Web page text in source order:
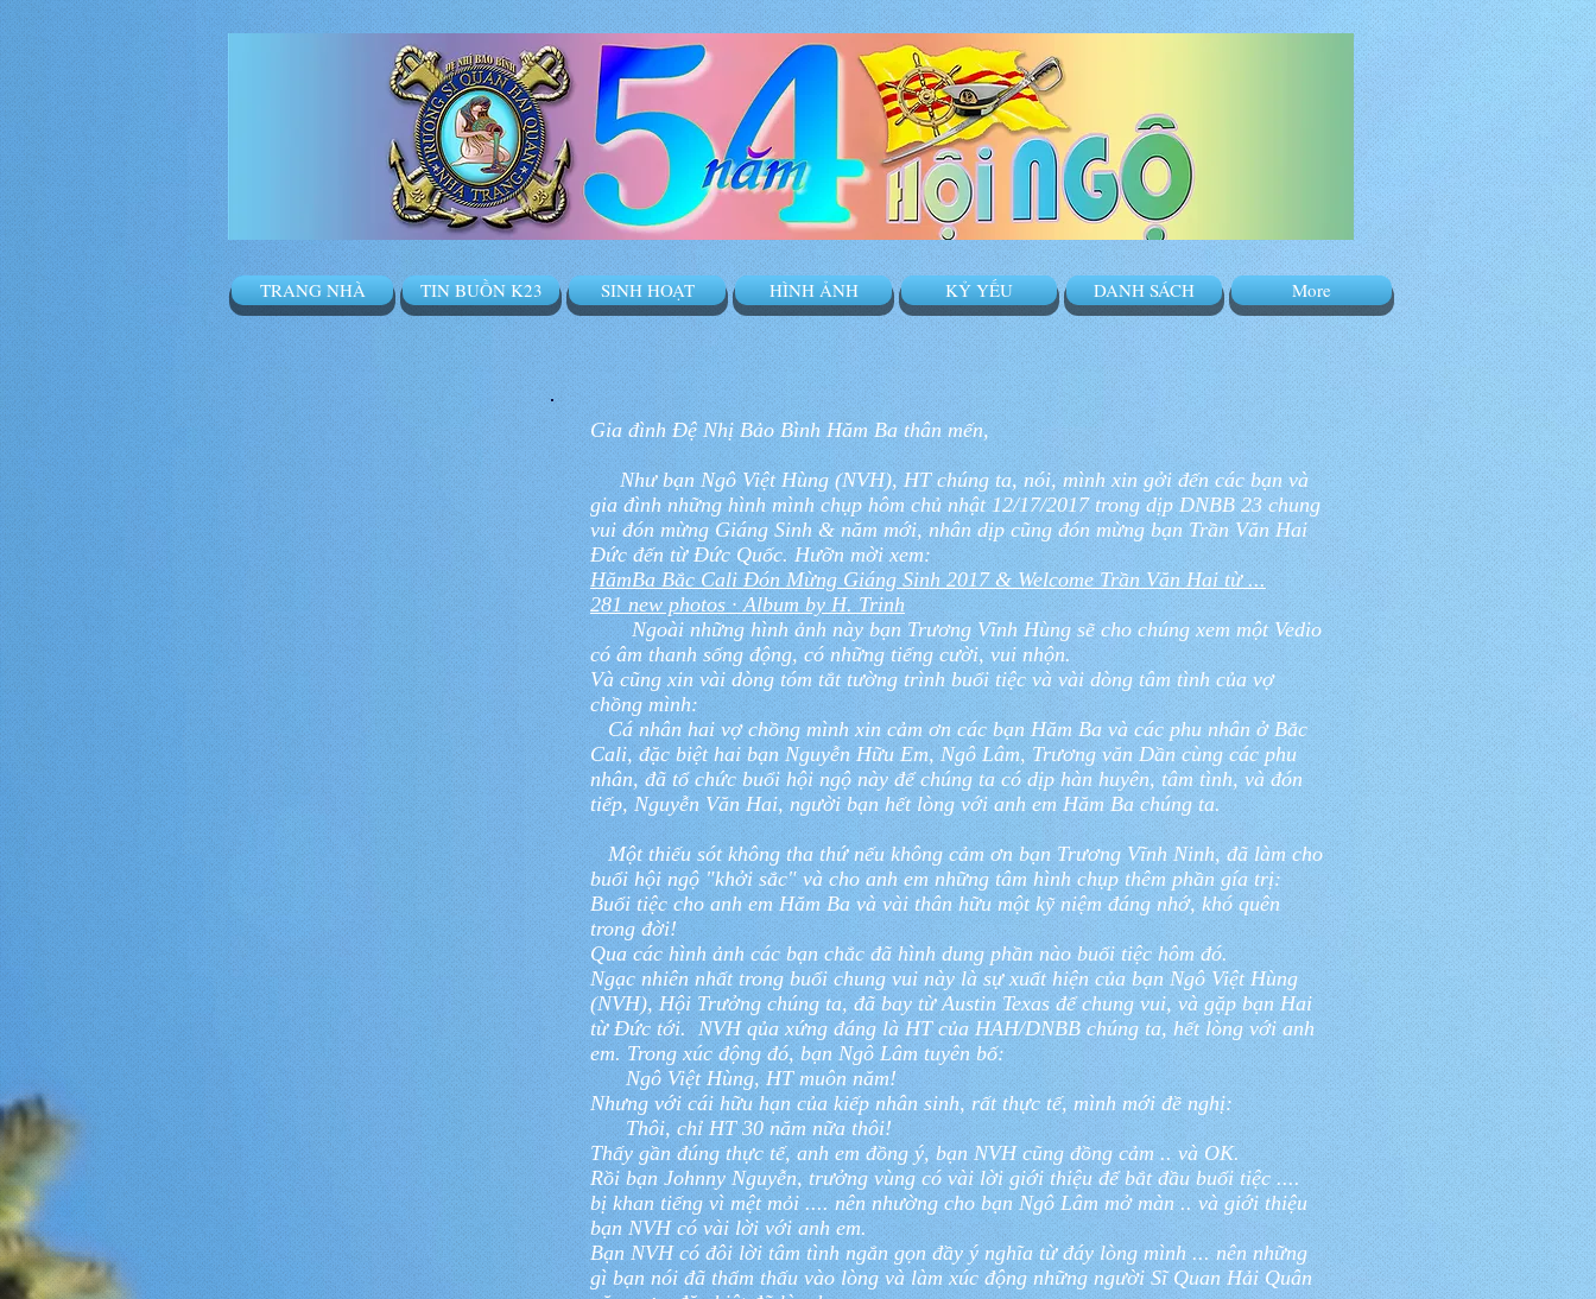
TRANG NHÀ TIN BUỒN K23 SINH HOẠT HÌNH ẢNH KỶ YẾU DANH SÁCH More
Gia đình Đệ Nhị Bảo Bình Hăm Ba thân mến,
Như bạn Ngô Việt Hùng (NVH), HT chúng ta, nói, mình xin gởi đến các bạn và
gia đình những hình mình chụp hôm chủ nhật 12/17/2017 trong dịp DNBB 23 chung
vui đón mừng Giáng Sinh & năm mới, nhân dịp cũng đón mừng bạn Trần Văn Hai
Đức đến từ Đức Quốc. Hưỡn mời xem:
HămBa Bắc Cali Đón Mừng Giáng Sinh 2017 & Welcome Trần Văn Hai từ ...
281 new photos · Album by H. Trinh
Ngoài những hình ảnh này bạn Trương Vĩnh Hùng sẽ cho chúng xem một Vedio
có âm thanhsống động, có những tiếng cười, vui nhộn.
Và cũng xin vài dòng tóm tắt tường trình buổi tiệc và vài dòng tâm tình của vợ
chồng mình:
Cá nhân hai vợ chồng mình xin cảm ơn các bạn Hăm Ba và các phu nhân ở Bắc
Cali, đặc biệt hai bạn Nguyễn Hữu Em, Ngô Lâm, Trương văn Dần cùng các phu
nhân, đã tổ chức buổi hội ngộ này để chúng ta có dịp hàn huyên, tâm tình, và đón
tiếp, Nguyễn Văn Hai, người bạn hết lòng với anh em Hăm Ba chúng ta.
Một thiếu sót không tha thứ nếu không cảm ơn bạn Trương Vĩnh Ninh, đã làm cho
buổi hội ngộ "khởi sắc" và cho anh em những tâm hình chụp thêm phần gía trị:
Buổi tiệc cho anh em Hăm Ba và vài thân hữu một kỹ niệm đáng nhớ, khó quên
trong đời!
Qua các hình ảnh các bạn chắc đã hình dung phần nào buổi tiệc hôm đó.
Ngạc nhiên nhất trong buổi chung vui này là sự xuất hiện của bạn Ngô Việt Hùng
(NVH), Hội Trưởng chúng ta, đã bay từ Austin Texas để chung vui, và gặp bạn Hai
từ Đức tới. NVH qủa xứng đáng là HT của HAH/DNBB chúng ta, hết lòng với anh
em. Trong xúc động đó, bạn Ngô Lâm tuyên bố:
Ngô Việt Hùng, HT muôn năm!
Nhưng với cái hữu hạn của kiếp nhân sinh, rất thực tế, mình mới đề nghị:
Thôi, chỉ HT 30 năm nữa thôi!
Thấy gần đúng thực tế, anh em đồng ý, bạn NVH cũng đồng cảm .. và OK.
Rồi bạn Johnny Nguyễn, trưởng vùng có vài lời giới thiệu để bắt đầu buổi tiệc ....
bị khan tiếng vì mệt mỏi .... nên nhường cho bạn Ngô Lâm mở màn .. và giới thiệu
bạn NVH có vài lời với anh em.
Bạn NVH có đôi lời tâm tình ngắn gọn đầy ý nghĩa từ đáy lòng mình ... nên những
gì bạn nói đã thẩm thấu vào lòng và làm xúc động những người Sĩ Quan Hải Quân